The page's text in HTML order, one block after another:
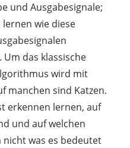
und Ausgabesignale;
wie diese
das klassische
wird mit
manchen sind Katzen.
erkennen lernen, auf
und auf welchen
was es bedeutet